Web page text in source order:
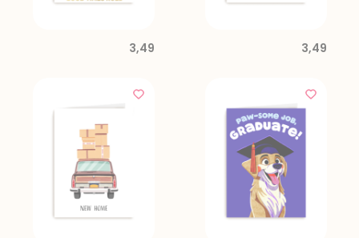
3,49 3,49